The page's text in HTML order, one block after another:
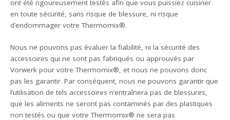
ont été rigoureusement testés afin que vous puissiez cuisiner
en toute sécurité, sans risque de blessure, ni risque
d’endommager votre Thermomix®.
Nous ne pouvons pas évaluer la fiabilité, ni la sécurité des
accessoires qui ne sont pas fabriqués ou approuvés par
Vorwerk pour votre Thermomix®, et nous ne pouvons donc
pas les garantir. Par conséquent, nous ne pouvons garantir que
l’utilisation de tels accessoires n’entraînera pas de blessures,
que les aliments ne seront pas contaminés par des plastiques
non testés ou que votre Thermomix® ne sera pas